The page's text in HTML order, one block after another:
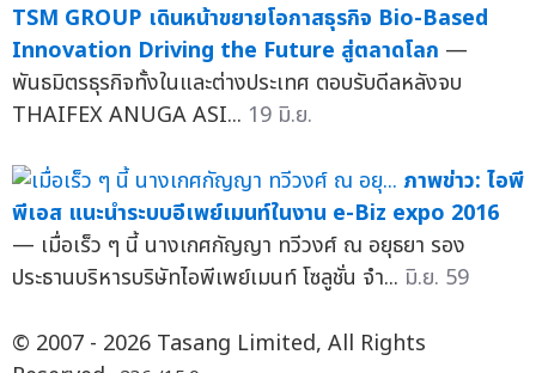
TSM GROUP เดินหน้าขยายโอกาสธุรกิจ Bio-Based
Innovation Driving the Future สู่ตลาดโลก —
พันธมิตรธุรกิจทั้งในและต่างประเทศ ตอบรับดีลหลังจบ
THAIFEX ANUGA ASI... 19 มิ.ย.
ภาพข่าว: ไอพี
พีเอส แนะนำระบบอีเพย์เมนท์ในงาน e-Biz expo 2016
— เมื่อเร็ว ๆ นี้ นางเกศกัญญา ทวีวงศ์ ณ อยุธยา รอง
ประธานบริหารบริษัทไอพีเพย์เมนท์ โซลูชั่น จำ... มิ.ย. 59
© 2007 - 2026 Tasang Limited, All Rights